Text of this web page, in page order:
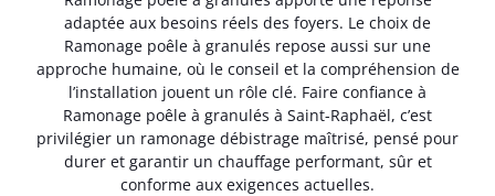
adaptée aux besoins réels des foyers. Le choix de
Ramonage poêle à granulés repose aussi sur une
approche humaine, où le conseil et la compréhension de
l’installation jouent un rôle clé. Faire confiance à
Ramonage poêle à granulés à Saint-Raphaël, c’est
privilégier un ramonage débistrage maîtrisé, pensé pour
durer et garantir un chauffage performant, sûr et
conforme aux exigences actuelles.